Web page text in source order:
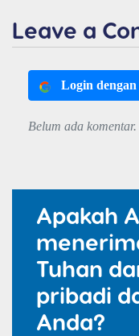
Leave a
Login
Belum ada
Apakah
Tuhan
pribadi
Anda?